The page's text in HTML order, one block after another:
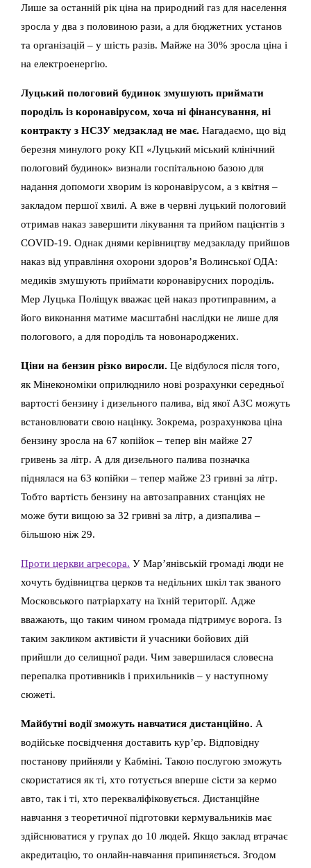
Лише за останній рік ціна на природний газ для населення
зросла у два з половиною рази, а для бюджетних установ
та організацій – у шість разів. Майже на 30% зросла ціна і
на електроенергію.
Луцький пологовий будинок змушують приймати
породіль із коронавірусом, хоча ні фінансування, ні
контракту з НСЗУ медзаклад не має. Нагадаємо, що від
березня минулого року КП «Луцький міський клінічний
пологовий будинок» визнали госпітальною базою для
надання допомоги хворим із коронавірусом, а з квітня –
закладом першої хвилі. А вже в червні луцький пологовий
отримав наказ завершити лікування та прийом пацієнтів з
COVID-19. Однак днями керівництву медзакладу прийшов
наказ від управління охорони здоров’я Волинської ОДА:
медиків змушують приймати коронавірусних породіль.
Мер Луцька Поліщук вважає цей наказ протиправним, а
його виконання матиме масштабні наслідки не лише для
пологового, а для породіль та новонароджених.
Ціни на бензин різко виросли. Це відбулося після того,
як Мінекономіки оприлюднило нові розрахунки середньої
вартості бензину і дизельного палива, від якої АЗС можуть
встановлювати свою націнку. Зокрема, розрахункова ціна
бензину зросла на 67 копійок – тепер він майже 27
гривень за літр. А для дизельного палива позначка
піднялася на 63 копійки – тепер майже 23 гривні за літр.
Тобто вартість бензину на автозаправних станціях не
може бути вищою за 32 гривні за літр, а дизпалива –
більшою ніж 29.
Проти церкви агресора. У Мар’янівській громаді люди не
хочуть будівництва церков та недільних шкіл так званого
Московського патріархату на їхній території. Адже
вважають, що таким чином громада підтримує ворога. Із
таким закликом активісти й учасники бойових дій
прийшли до селищної ради. Чим завершилася словесна
перепалка противників і прихильників – у наступному
сюжеті.
Майбутні водії зможуть навчатися дистанційно. А
водійське посвідчення доставить кур’єр. Відповідну
постанову прийняли у Кабміні. Такою послугою зможуть
скористатися як ті, хто готується вперше сісти за кермо
авто, так і ті, хто перекваліфіковується. Дистанційне
навчання з теоретичної підготовки кермувальників має
здійснюватися у групах до 10 людей. Якщо заклад втрачає
акредитацію, то онлайн-навчання припиняється. Згодом